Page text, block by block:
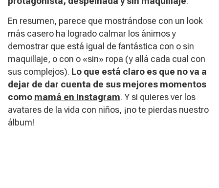
En resumen, parece que mostrándose con un look
más casero ha logrado calmar los ánimos y
demostrar que está igual de fantástica con o sin
maquillaje, o con o «sin» ropa (y allá cada cual con
sus complejos). Lo que está claro es que no va a
dejar de dar cuenta de sus mejores momentos
como mamá en Instagram. Y si quieres ver los
avatares de la vida con niños, ¡no te pierdas nuestro
álbum!